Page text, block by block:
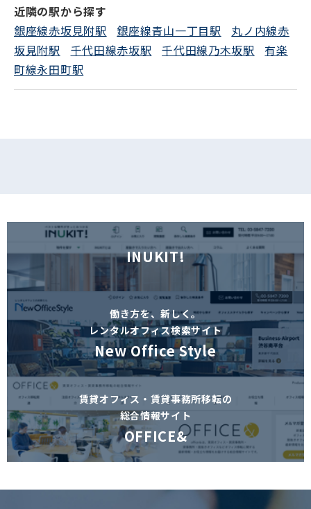
近隣の駅から探す
銀座線赤坂見附駅
銀座線青山一丁目駅
丸ノ内線赤
坂見附駅
千代田線赤坂駅 千代田線乃木坂駅
有楽
町線永田町駅
INUKIT!
働き方を、新しく。
レンタルオフィス検索サイト
New Office Style
賃貸オフィス・賃貸事務所移転の
総合情報サイト
OFFICE&